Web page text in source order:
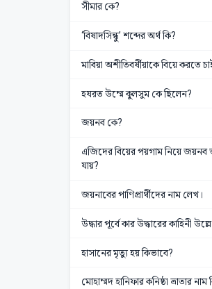
সীমার কে?
‘বিষাদসিন্ধু’ শব্দের অর্থ কি?
মাবিয়া অশীতিবর্ষীয়াকে বিয়ে করতে
হযরত উম্মে কুলসুম কে ছিলেন?
জয়নব কে?
এজিদের বিয়ের পয়গাম নিয়ে জয়নব
যায়?
জয়নাবের পাণিপ্রার্থীদের নাম লেখ।
উদ্ধার পূর্বে কার উদ্ধারের কাহিনী
হাসানের মৃত্যু হয় কিভাবে?
মোহাম্মদ হানিফার কনিষ্ঠা ভ্রাতার নাম